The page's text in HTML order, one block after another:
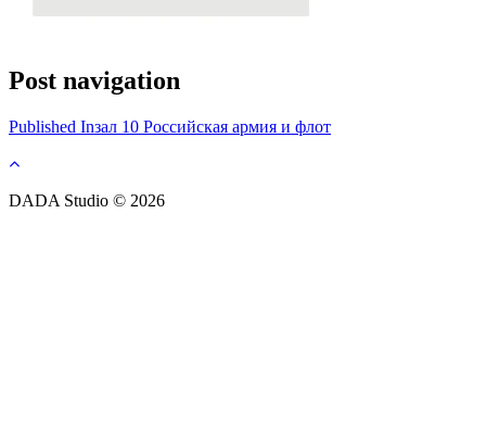
Post navigation
Published Inзал 10 Российская армия и флот
DADA Studio © 2026